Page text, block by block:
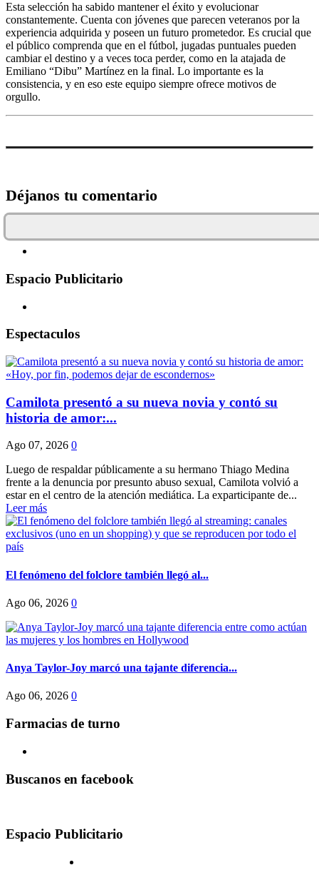
Esta selección ha sabido mantener el éxito y evolucionar
constantemente. Cuenta con jóvenes que parecen veteranos por la
experiencia adquirida y poseen un futuro prometedor. Es crucial que
el público comprenda que en el fútbol, jugadas puntuales pueden
cambiar el destino y a veces toca perder, como en la atajada de
Emiliano “Dibu” Martínez en la final. Lo importante es la
consistencia, y en eso este equipo siempre ofrece motivos de
orgullo.
Déjanos tu comentario
Espacio Publicitario
Espectaculos
Camilota presentó a su nueva novia y contó su
historia de amor:...
Ago 07, 2026 0
Luego de respaldar públicamente a su hermano Thiago Medina
frente a la denuncia por presunto abuso sexual, Camilota volvió a
estar en el centro de la atención mediática. La exparticipante de...
Leer más
El fenómeno del folclore también llegó al...
Ago 06, 2026 0
Anya Taylor-Joy marcó una tajante diferencia...
Ago 06, 2026 0
Farmacias de turno
Buscanos en facebook
Espacio Publicitario